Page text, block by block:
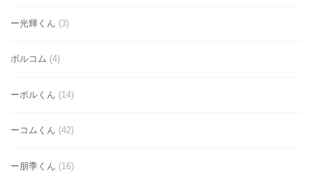
ー光輝くん (3)
ボルコム (4)
ーボルくん (14)
ーコムくん (42)
ー朋季くん (16)